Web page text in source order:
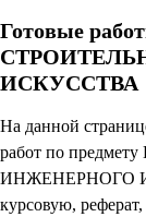
Готовые
ИСКУССТВА
На данной
работ по
ИНЖЕНЕРНОГО
курсовую,